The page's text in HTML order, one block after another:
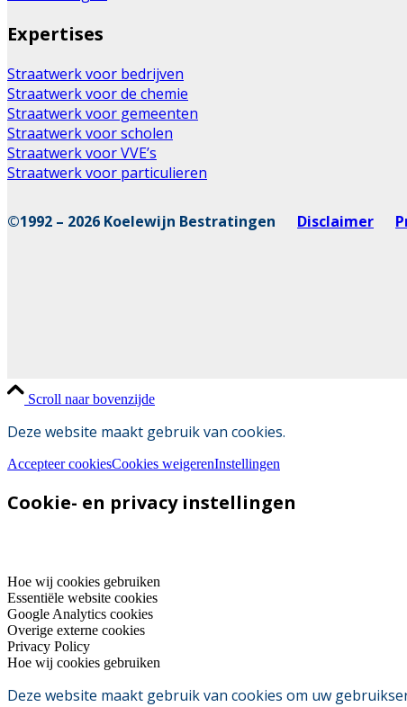
Expertises
Straatwerk voor bedrijven
Straatwerk voor de chemie
Straatwerk voor gemeenten
Straatwerk voor scholen
Straatwerk voor VVE’s
Straatwerk voor particulieren
©1992 – 2026 Koelewijn Bestratingen Disclaimer
Scroll naar bovenzijde
Deze website maakt gebruik van cookies.
Accepteer cookiesCookies weigerenInstellingen
Cookie- en privacy instellingen
Hoe wij cookies gebruiken
Essentiële website cookies
Google Analytics cookies
Overige externe cookies
Privacy Policy
Hoe wij cookies gebruiken
Deze website maakt gebruik van cookies om uw